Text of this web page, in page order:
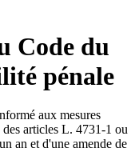
Code du
pénale
aux mesures
articles L. 4731-1 ou
an et d'une amende de